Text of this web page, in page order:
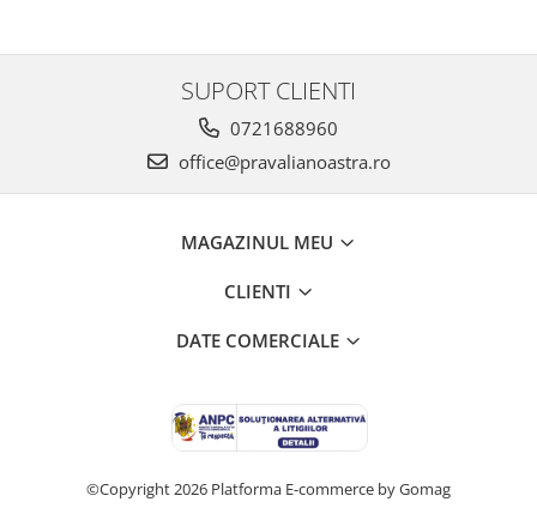
SUPORT CLIENTI
0721688960
office@pravalianoastra.ro
MAGAZINUL MEU
CLIENTI
DATE COMERCIALE
©Copyright 2026 Platforma E-commerce by Gomag